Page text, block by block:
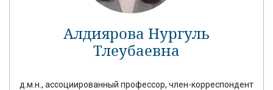
Алдиярова Нургуль
Тлеубаевна
д.м.н., ассоциированный профессор, член-корреспондент